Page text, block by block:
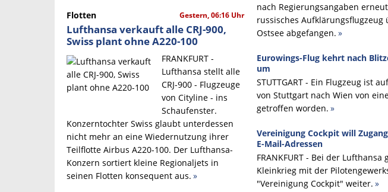
Gestern, 06:16 Uhr
Flotten
Lufthansa verkauft alle CRJ-900,
Swiss plant ohne A220-100
FRANKFURT -
Lufthansa stellt alle
CRJ-900 - Flugzeuge
von Cityline - ins
Schaufenster.
Konzerntochter Swiss glaubt unterdessen
nicht mehr an eine Wiedernutzung ihrer
Teilflotte Airbus A220-100. Der Lufthansa-
Konzern sortiert kleine Regionaljets in
seinen Flotten konsequent aus. »
nach Regierungsangaben
russisches Aufklärungsflugzeug
Ostsee abgefangen. »
Eurowings-Flug kehrt nach
um
STUTTGART - Ein Flugzeug ist
von Stuttgart nach Wien von
getroffen worden. »
Vereinigung Cockpit will
E-Mail-Adressen
FRANKFURT - Bei der Lufthansa
Kleinkrieg mit der
"Vereinigung Cockpit" weiter. »